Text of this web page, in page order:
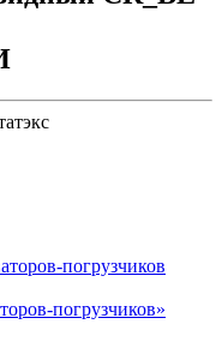
погрузчиков»